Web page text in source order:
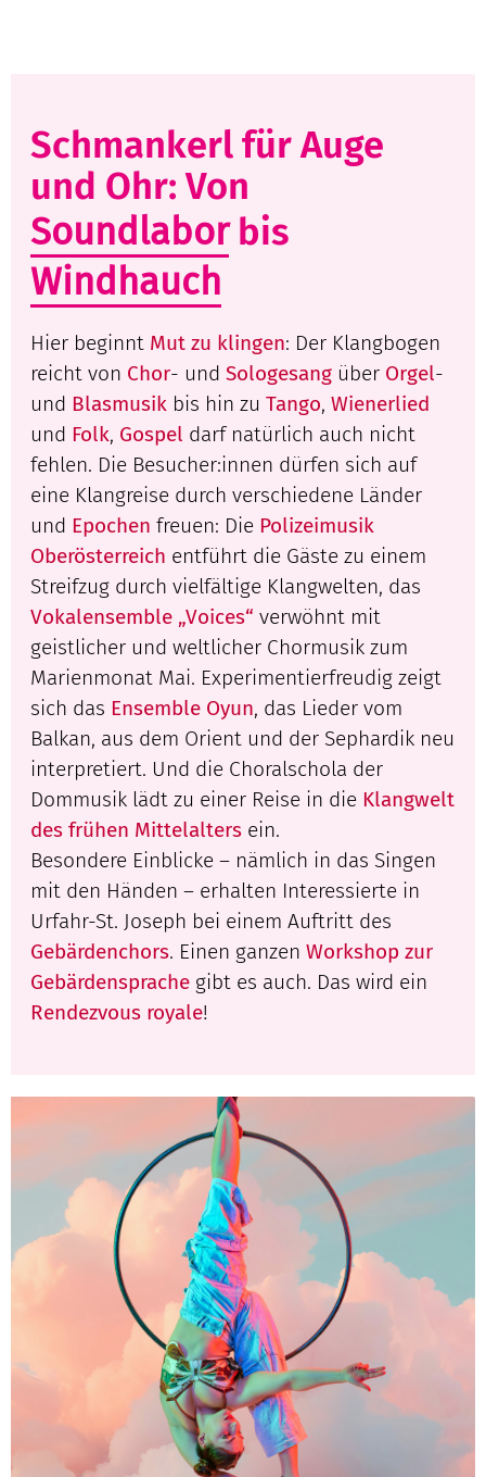
Schmankerl für Auge
und Ohr: Von
Soundlaborbis
Windhauch
Hier beginnt Mut zu klingen: Der Klangbogen
reicht von Chor- und Sologesang über Orgel-
und Blasmusik bis hin zu Tango, Wienerlied
und Folk, Gospel darf natürlich auch nicht
fehlen. Die Besucher:innen dürfen sich auf
eine Klangreise durch verschiedene Länder
und Epochen freuen: Die Polizeimusik
Oberösterreich entführt die Gäste zu einem
Streifzug durch vielfältige Klangwelten, das
Vokalensemble „Voices“ verwöhnt mit
geistlicher und weltlicher Chormusik zum
Marienmonat Mai. Experimentierfreudig zeigt
sich das Ensemble Oyun, das Lieder vom
Balkan, aus dem Orient und der Sephardik neu
interpretiert. Und die Choralschola der
Dommusik lädt zu einer Reise in die Klangwelt
des frühen Mittelalters ein.
Besondere Einblicke – nämlich in das Singen
mit den Händen – erhalten Interessierte in
Urfahr-St. Joseph bei einem Auftritt des
Gebärdenchors. Einen ganzen Workshop zur
Gebärdensprache gibt es auch. Das wird ein
Rendezvous royale!